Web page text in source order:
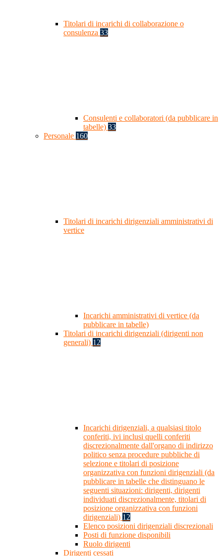
Titolari di incarichi di collaborazione o
consulenza 33
Consulenti e collaboratori (da pubblicare in
tabelle) 33
Personale 160
Titolari di incarichi dirigenziali amministrativi di
vertice
Incarichi amministrativi di vertice (da
pubblicare in tabelle)
Titolari di incarichi dirigenziali (dirigenti non
generali) 12
Incarichi dirigenziali, a qualsiasi titolo
conferiti, ivi inclusi quelli conferiti
discrezionalmente dall'organo di indirizzo
politico senza procedure pubbliche di
selezione e titolari di posizione
organizzativa con funzioni dirigenziali (da
pubblicare in tabelle che distinguano le
seguenti situazioni: dirigenti, dirigenti
individuati discrezionalmente, titolari di
posizione organizzativa con funzioni
dirigenziali) 12
Elenco posizioni dirigenziali discrezionali
Posti di funzione disponibili
Ruolo dirigenti
Dirigenti cessati